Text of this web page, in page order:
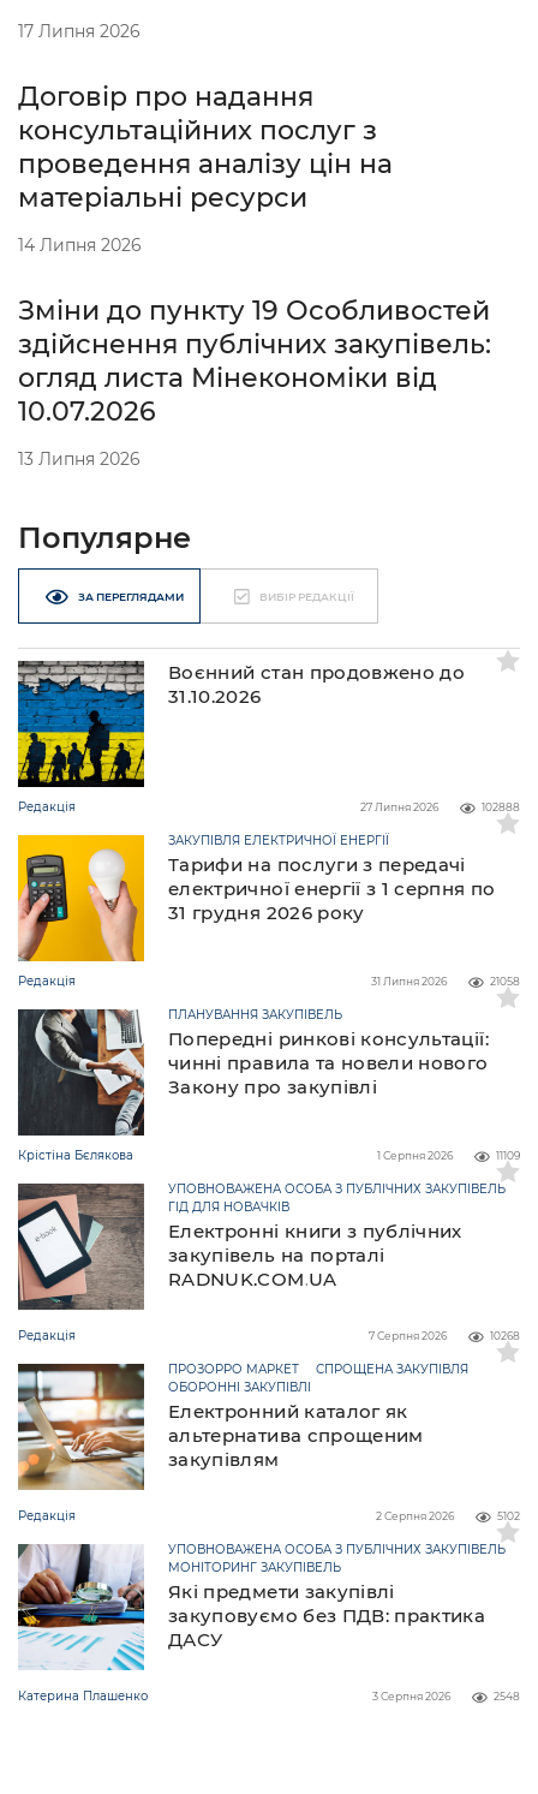
17 Липня 2026
Договір про надання
консультаційних послуг з
проведення аналізу цін на
матеріальні ресурси
14 Липня 2026
Зміни до пункту 19 Особливостей
здійснення публічних закупівель:
огляд листа Мінекономіки від
10.07.2026
13 Липня 2026
Популярне
ЗА ПЕРЕГЛЯДАМИ ВИБІР РЕДАКЦІЇ
Воєнний стан продовжено до
31.10.2026
Редакція 102888
27 Липня 2026
Тарифи на послуги з передачі
електричної енергії з 1 серпня по
31 грудня 2026 року
ЗАКУПІВЛЯ ЕЛЕКТРИЧНОЇ ЕНЕРГІЇ
Редакція 21058
31 Липня 2026
Попередні ринкові консультації:
чинні правила та новели нового
Закону про закупівлі
ПЛАНУВАННЯ ЗАКУПІВЕЛЬ
Крістіна Бєлякова 11109
1 Серпня 2026
Електронні книги з публічних
закупівель на порталі
RADNUK.COM.UA
УПОВНОВАЖЕНА ОСОБА З ПУБЛІЧНИХ ЗАКУПІВЕЛЬ
ГІД ДЛЯ НОВАЧКІВ
Редакція 10268
7 Серпня 2026
Електронний каталог як
альтернатива спрощеним
закупівлям
ПРОЗОРРО МАРКЕТ
СПРОЩЕНА ЗАКУПІВЛЯ
ОБОРОННІ ЗАКУПІВЛІ
Редакція 5102
2 Серпня 2026
Які предмети закупівлі
закуповуємо без ПДВ: практика
ДАСУ
УПОВНОВАЖЕНА ОСОБА З ПУБЛІЧНИХ ЗАКУПІВЕЛЬ
МОНІТОРИНГ ЗАКУПІВЕЛЬ
Катерина Плашенко 2548
3 Серпня 2026